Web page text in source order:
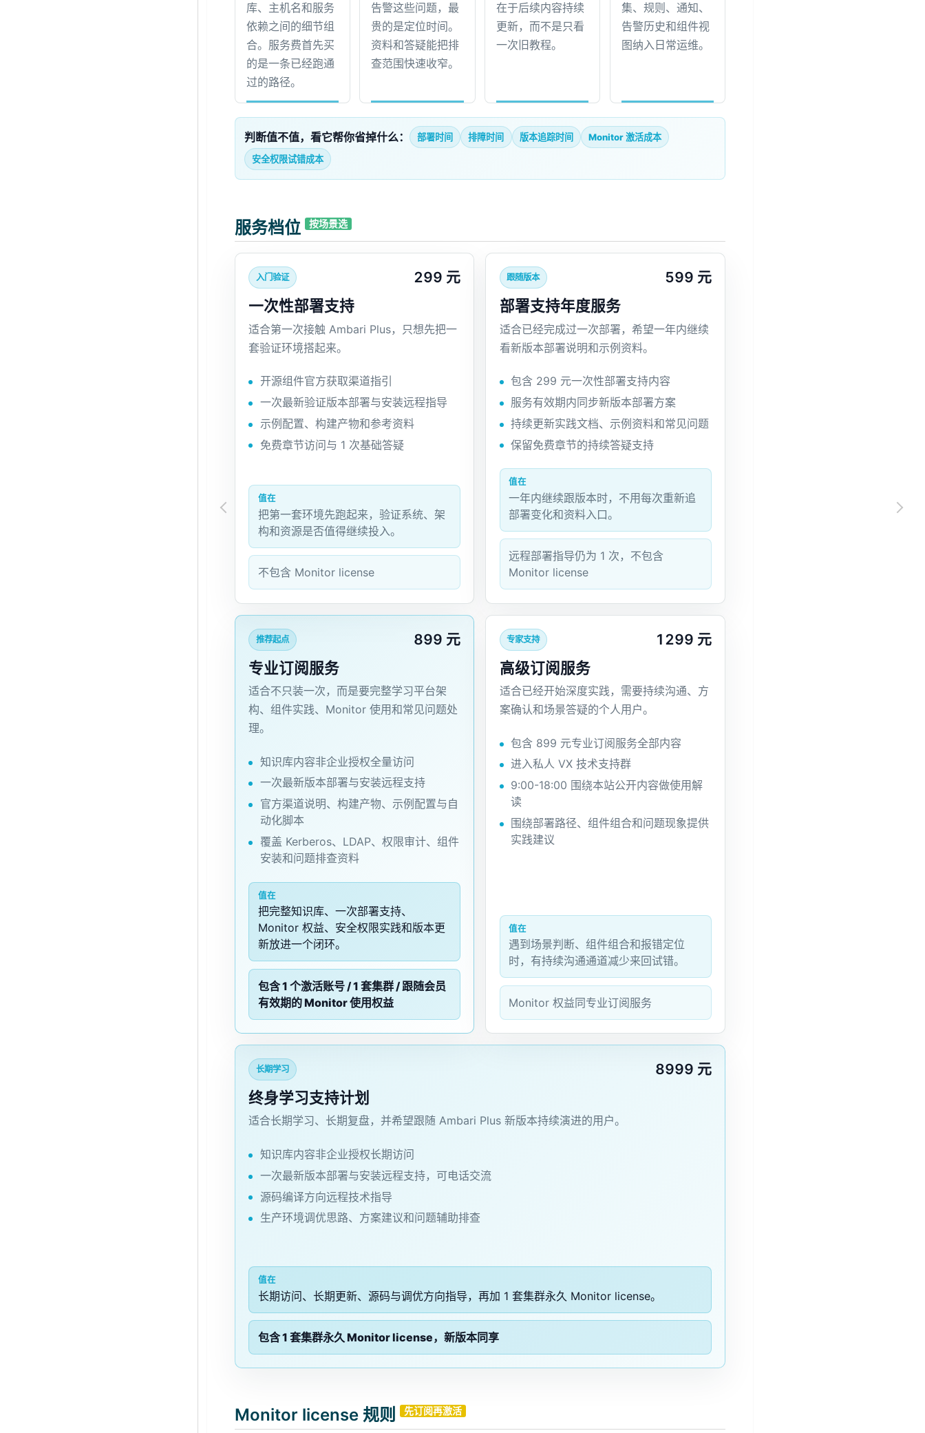
库、主机名和服务
依赖之间的细节组
合。服务费首先买
的是一条已经跑通
过的路径。
告警这些问题，最
贵的是定位时间。
资料和答疑能把排
查范围快速收窄。
在于后续内容持续
更新，而不是只看
一次旧教程。
集、规则、通知、
告警历史和组件视
图纳入日常运维。
判断值不值，看它帮你省掉什么： 部署时间 排障时间 版本追踪时间
Monitor 激活成本
安全权限试错成本
服务档位 按场景选
入门验证 299 元
一次性部署支持
适合第一次接触 Ambari Plus，只想先把一
套验证环境搭起来。
开源组件官方获取渠道指引
一次最新验证版本部署与安装远程指导
示例配置、构建产物和参考资料
免费章节访问与 1 次基础答疑
值在
把第一套环境先跑起来，验证系统、架
构和资源是否值得继续投入。
不包含 Monitor license
跟随版本 599 元
部署支持年度服务
适合已经完成过一次部署，希望一年内继续
看新版本部署说明和示例资料。
包含 299 元一次性部署支持内容
服务有效期内同步新版本部署方案
持续更新实践文档、示例资料和常见问题
保留免费章节的持续答疑支持
值在
一年内继续跟版本时，不用每次重新追
部署变化和资料入口。
远程部署指导仍为 1 次，不包含
Monitor license
推荐起点 899 元
专业订阅服务
适合不只装一次，而是要完整学习平台架
构、组件实践、Monitor 使用和常见问题处
理。
知识库内容非企业授权全量访问
一次最新版本部署与安装远程支持
官方渠道说明、构建产物、示例配置与自
动化脚本
覆盖 Kerberos、LDAP、权限审计、组件
安装和问题排查资料
值在
把完整知识库、一次部署支持、
Monitor 权益、安全权限实践和版本更
新放进一个闭环。
包含 1 个激活账号 / 1 套集群 / 跟随会员
有效期的 Monitor 使用权益
专家支持 1299 元
高级订阅服务
适合已经开始深度实践，需要持续沟通、方
案确认和场景答疑的个人用户。
包含 899 元专业订阅服务全部内容
进入私人 VX 技术支持群
9:00-18:00 围绕本站公开内容做使用解
读
围绕部署路径、组件组合和问题现象提供
实践建议
值在
遇到场景判断、组件组合和报错定位
时，有持续沟通通道减少来回试错。
Monitor 权益同专业订阅服务
长期学习 8999 元
终身学习支持计划
适合长期学习、长期复盘，并希望跟随 Ambari Plus 新版本持续演进的用户。
知识库内容非企业授权长期访问
一次最新版本部署与安装远程支持，可电话交流
源码编译方向远程技术指导
生产环境调优思路、方案建议和问题辅助排查
值在
长期访问、长期更新、源码与调优方向指导，再加 1 套集群永久 Monitor license。
包含 1 套集群永久 Monitor license，新版本同享
Monitor license 规则 先订阅再激活